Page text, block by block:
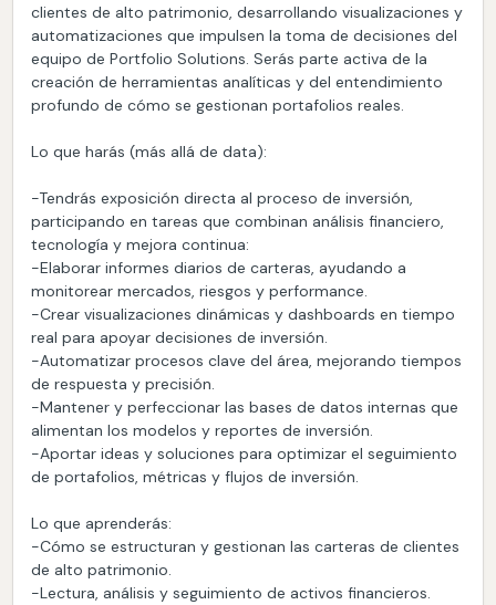
clientes de alto patrimonio, desarrollando visualizaciones y
automatizaciones que impulsen la toma de decisiones del
equipo de Portfolio Solutions. Serás parte activa de la
creación de herramientas analíticas y del entendimiento
profundo de cómo se gestionan portafolios reales.
Lo que harás (más allá de data):
-Tendrás exposición directa al proceso de inversión,
participando en tareas que combinan análisis financiero,
tecnología y mejora continua:
-Elaborar informes diarios de carteras, ayudando a
monitorear mercados, riesgos y performance.
-Crear visualizaciones dinámicas y dashboards en tiempo
real para apoyar decisiones de inversión.
-Automatizar procesos clave del área, mejorando tiempos
de respuesta y precisión.
-Mantener y perfeccionar las bases de datos internas que
alimentan los modelos y reportes de inversión.
-Aportar ideas y soluciones para optimizar el seguimiento
de portafolios, métricas y flujos de inversión.
Lo que aprenderás:
-Cómo se estructuran y gestionan las carteras de clientes
de alto patrimonio.
-Lectura, análisis y seguimiento de activos financieros.